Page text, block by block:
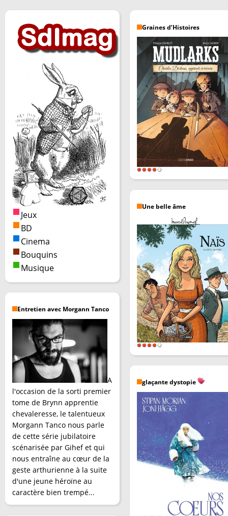
Jeux
BD
Cinema
Bouquins
Musique
Entretien avec Morgann Tanco
A
l'occasion de la sorti premier
tome de Brynn apprentie
chevaleresse, le talentueux
Morgann Tanco nous parle
de cette série jubilatoire
scénarisée par Gihef et qui
nous entraîne au cœur de la
geste arthurienne à la suite
d'une jeune héroïne au
caractère bien trempé...
Graines d’Histoires
Une belle âme
glaçante dystopie